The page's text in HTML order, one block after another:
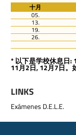
十月
05.
13.
19.
26.
* 以下是学校休息日:
11月2日, 12月7日。
LINKS
Exámenes D.E.L.E.